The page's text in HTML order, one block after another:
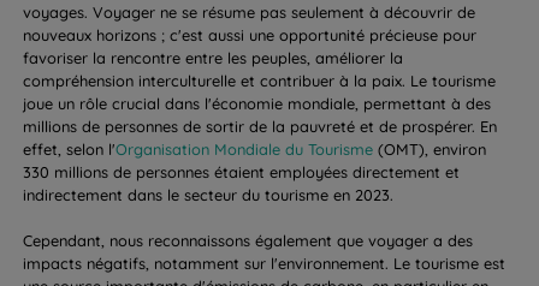
voyages. Voyager ne se résume pas seulement à découvrir de
nouveaux horizons ; c'est aussi une opportunité précieuse pour
favoriser la rencontre entre les peuples, améliorer la
compréhension interculturelle et contribuer à la paix. Le tourisme
joue un rôle crucial dans l'économie mondiale, permettant à des
millions de personnes de sortir de la pauvreté et de prospérer. En
effet, selon l'Organisation Mondiale du Tourisme (OMT), environ
330 millions de personnes étaient employées directement et
indirectement dans le secteur du tourisme en 2023.
Cependant, nous reconnaissons également que voyager a des
impacts négatifs, notamment sur l'environnement. Le tourisme est